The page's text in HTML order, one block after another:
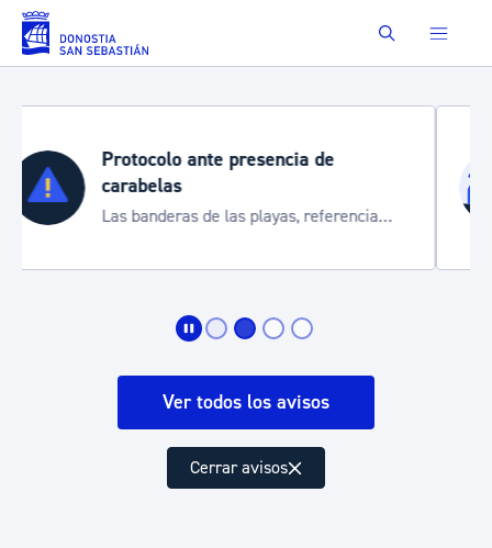
Saltar al contenido principal Buscar
Semana Grande 2026
Cortes de tráfico y servicios especiales
de transporte
Ver todos los avisos
Cerrar avisos